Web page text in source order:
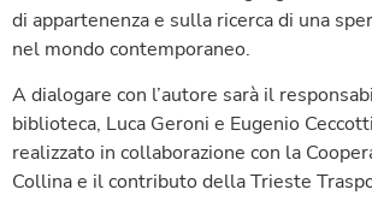
di appartenenza e sulla ricerca di una
nel mondo contemporaneo.
A dialogare con l’autore sarà il
biblioteca, Luca Geroni e Eugenio
realizzato in collaborazione con la
Collina e il contributo della Trieste